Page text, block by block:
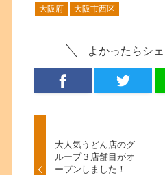
大阪府
大阪市西区
よかったらシ
大人気うどん店のグ
ループ３店舗目がオ
ープンしました！